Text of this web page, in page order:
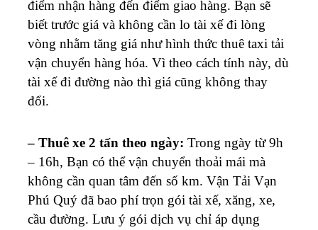
điểm nhận hàng đến điểm giao hàng. Bạn sẽ
biết trước giá và không cần lo tài xế đi lòng
vòng nhằm tăng giá như hình thức thuê taxi tải
vận chuyển hàng hóa. Vì theo cách tính này, dù
tài xế đi đường nào thì giá cũng không thay
đổi.
– Thuê xe 2 tấn theo ngày: Trong ngày từ 9h
– 16h, Bạn có thể vận chuyển thoải mái mà
không cần quan tâm đến số km. Vận Tải Vạn
Phú Quý đã bao phí trọn gói tài xế, xăng, xe,
cầu đường. Lưu ý gói dịch vụ chỉ áp dụng